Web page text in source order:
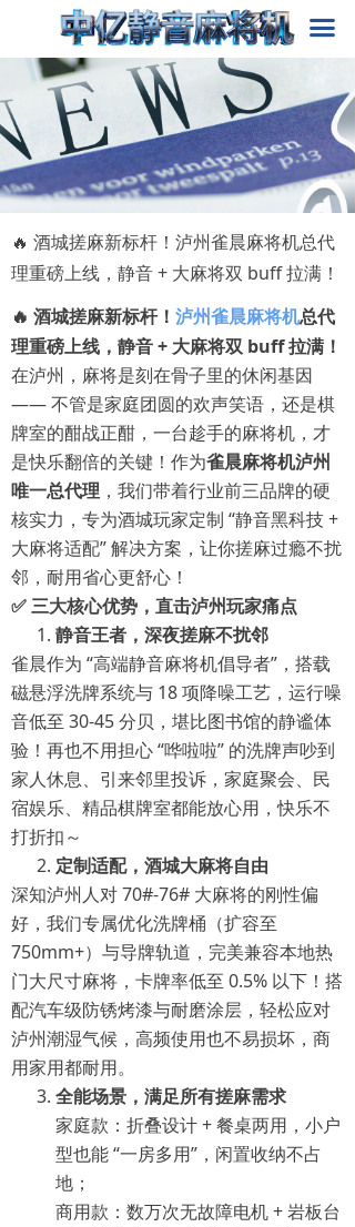
끀
关于我们
产品中心
新闻动态
🔥 酒城搓麻新标杆！ 泸州雀晨麻将机总代
理重磅上线，静音 + 大麻将双 buff 拉满！
在泸州，麻将是刻在骨子里的休闲基因
—— 不管是家庭团圆的欢声笑语，还是棋
牌室的酣战正酣，一台趁手的麻将机，才
是快乐翻倍的关键！作为雀晨麻将机泸州
唯一总代理 ，我们带着行业前三品牌的硬
核实力，专为酒城玩家定制 “静音黑科技 +
大麻将适配” 解决方案，让你搓麻过瘾不扰
邻，耐用省心更舒心！
✅ 三大核心优势，直击泸州玩家痛点
静音王者，深夜搓麻不扰邻
雀晨作为 “高端静音麻将机倡导者”，搭载
磁悬浮洗牌系统与 18 项降噪工艺，运行噪
音低至 30-45 分贝，堪比图书馆的静谧体
验！再也不用担心 “哗啦啦” 的洗牌声吵到
家人休息、引来邻里投诉，家庭聚会、民
宿娱乐、精品棋牌室都能放心用，快乐不
打折扣～
定制适配，酒城大麻将自由
深知泸州人对 70#-76# 大麻将的刚性偏
好，我们专属优化洗牌桶（扩容至
750mm+）与导牌轨道，完美兼容本地热
门大尺寸麻将，卡牌率低至 0.5% 以下！搭
配汽车级防锈烤漆与耐磨涂层，轻松应对
泸州潮湿气候，高频使用也不易损坏，商
用家用都耐用。
全能场景，满足所有搓麻需求
家庭款：折叠设计 + 餐桌两用，小户
型也能 “一房多用”，闲置收纳不占
地；
商用款：数万次无故障电机 + 岩板台
🔥 酒城搓麻新标杆！泸州雀晨麻将机总代
理重磅上线，静音 + 大麻将双 buff 拉满！